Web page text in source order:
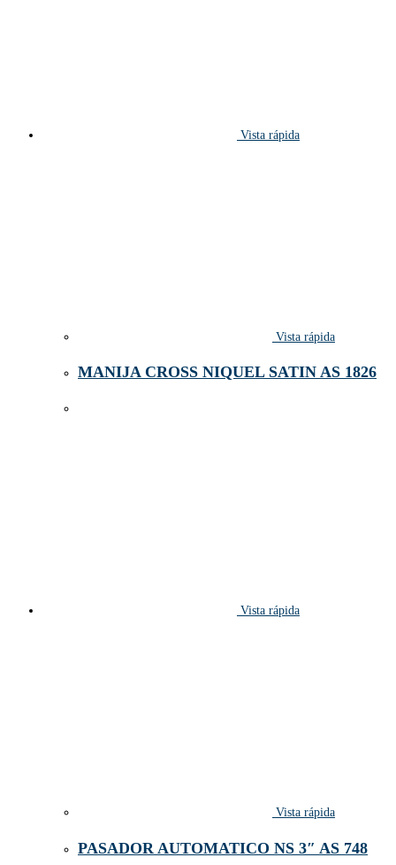
Vista rápida
Vista rápida
MANIJA CROSS NIQUEL SATIN AS 1826
Vista rápida
Vista rápida
PASADOR AUTOMATICO NS 3″ AS 748